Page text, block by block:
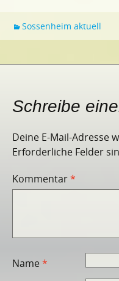
Sossenheim aktuell
Schreibe
Deine E-Mail-Adresse
Erforderliche Felder
Kommentar*
Name*